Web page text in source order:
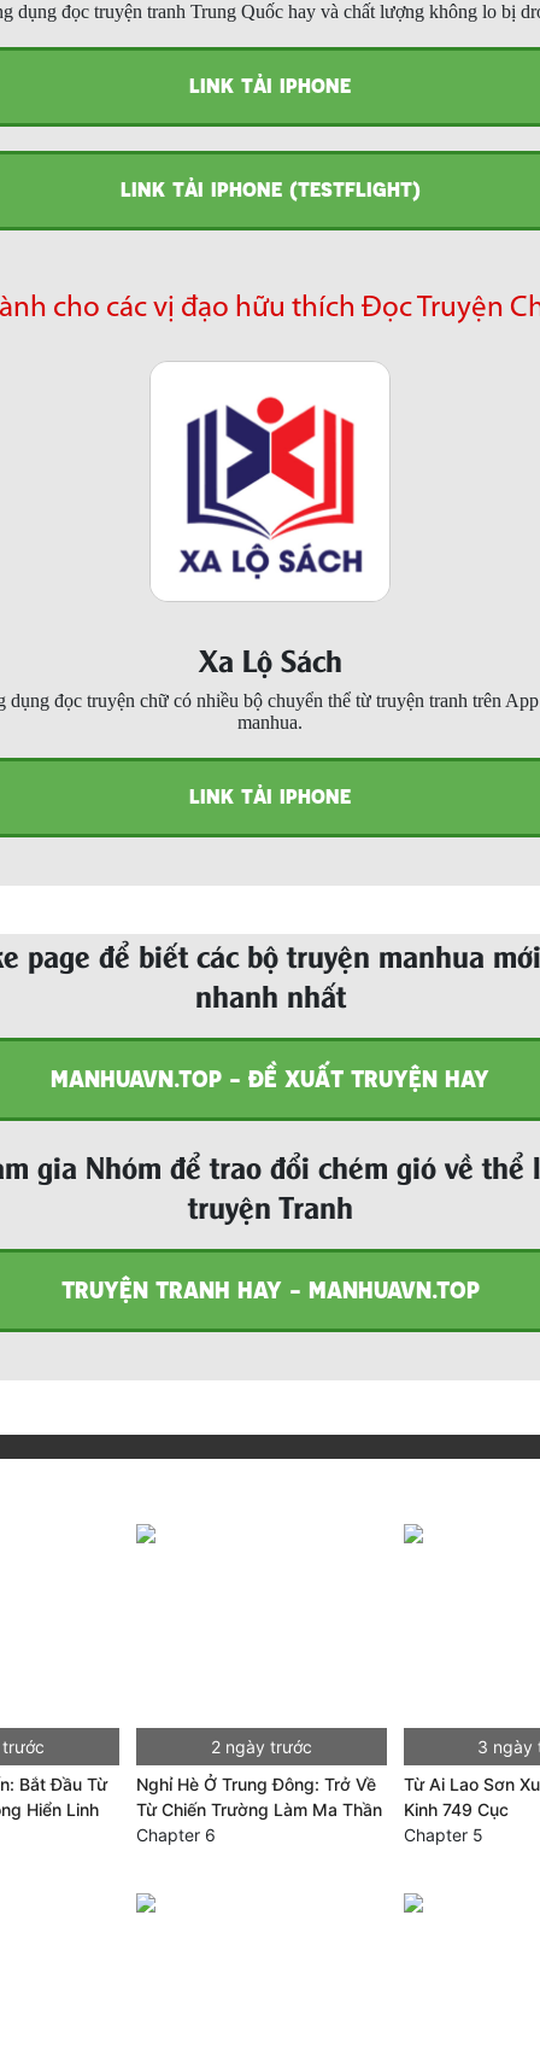
dụng đọc truyện tranh Trung Quốc hay và chất lượng không lo bị
LINK TẢI IPHONE
LINK TẢI IPHONE (TESTFLIGHT)
cho các vị đạo hữu thích Đọc Truyện
Xa Lộ Sách
dụng đọc truyện chữ có nhiều bộ chuyển thể từ truyện tranh trên
manhua.
LINK TẢI IPHONE
page để biết các bộ truyện manhua
nhanh nhất
MANHUAVN.TOP - ĐỀ XUẤT TRUYỆN HAY
gia Nhóm để trao đổi chém gió về thể
truyện Tranh
TRUYỆN TRANH HAY - MANHUAVN.TOP
Bắt Đầu Từ
Hiển Linh
2 ngày trước
Nghỉ Hè Ở Trung Đông: Trở Về
Từ Chiến Trường Làm Ma Thần
Chapter 6
3 ngày
Từ Ai Lao Sơn
Kinh 749 Cục
Chapter 5